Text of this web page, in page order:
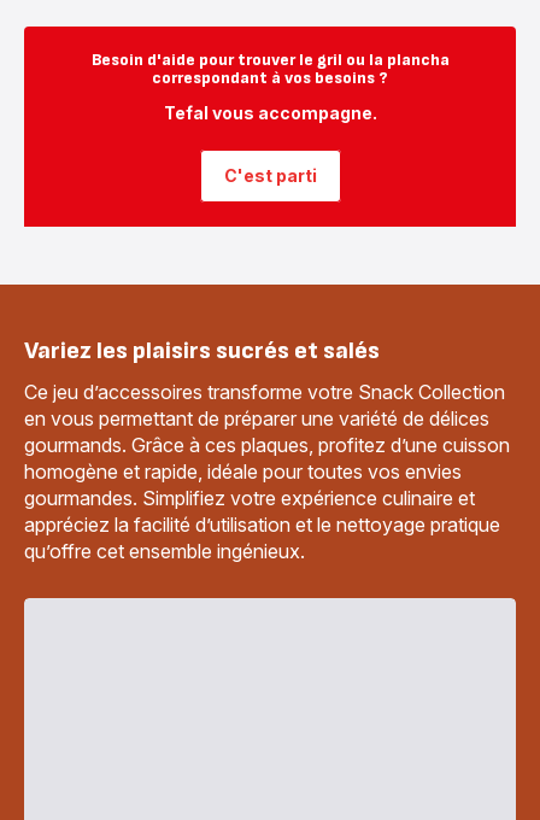
Besoin d'aide pour trouver le gril ou la plancha
correspondant à vos besoins ?
Tefal vous accompagne.
C'est parti
Variez les plaisirs sucrés et salés
Ce jeu d’accessoires transforme votre Snack Collection
en vous permettant de préparer une variété de délices
gourmands. Grâce à ces plaques, profitez d’une cuisson
homogène et rapide, idéale pour toutes vos envies
gourmandes. Simplifiez votre expérience culinaire et
appréciez la facilité d’utilisation et le nettoyage pratique
qu’offre cet ensemble ingénieux.